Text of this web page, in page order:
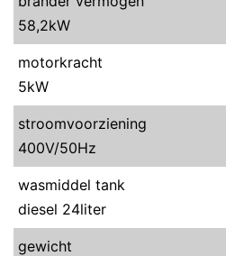
58,2kW
motorkracht
5kW
stroomvoorziening
400V/50Hz
wasmiddel tank
diesel 24liter
gewicht